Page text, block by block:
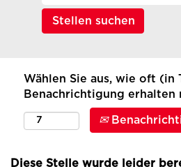
Wählen Sie aus, wie oft (in
Benachrichtigung erhalten
Diese Stelle wurde leider